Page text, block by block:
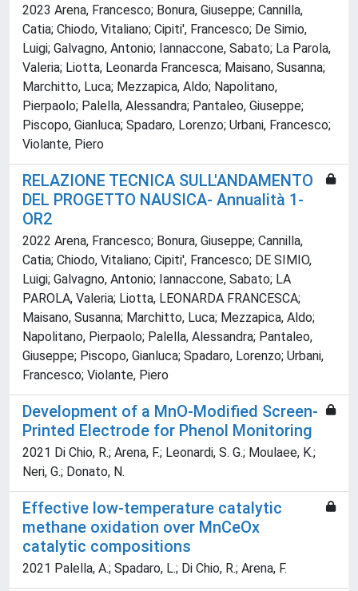
2023 Arena, Francesco; Bonura, Giuseppe; Cannilla,
Catia; Chiodo, Vitaliano; Cipiti', Francesco; De Simio,
Luigi; Galvagno, Antonio; Iannaccone, Sabato; La Parola,
Valeria; Liotta, Leonarda Francesca; Maisano, Susanna;
Marchitto, Luca; Mezzapica, Aldo; Napolitano,
Pierpaolo; Palella, Alessandra; Pantaleo, Giuseppe;
Piscopo, Gianluca; Spadaro, Lorenzo; Urbani, Francesco;
Violante, Piero
RELAZIONE TECNICA SULL'ANDAMENTO
DEL PROGETTO NAUSICA- Annualità 1-
OR2
2022 Arena, Francesco; Bonura, Giuseppe; Cannilla,
Catia; Chiodo, Vitaliano; Cipiti', Francesco; DE SIMIO,
Luigi; Galvagno, Antonio; Iannaccone, Sabato; LA
PAROLA, Valeria; Liotta, LEONARDA FRANCESCA;
Maisano, Susanna; Marchitto, Luca; Mezzapica, Aldo;
Napolitano, Pierpaolo; Palella, Alessandra; Pantaleo,
Giuseppe; Piscopo, Gianluca; Spadaro, Lorenzo; Urbani,
Francesco; Violante, Piero
Development of a MnO-Modified Screen-
Printed Electrode for Phenol Monitoring
2021 Di Chio, R.; Arena, F.; Leonardi, S. G.; Moulaee, K.;
Neri, G.; Donato, N.
Effective low-temperature catalytic
methane oxidation over MnCeOx
catalytic compositions
2021 Palella, A.; Spadaro, L.; Di Chio, R.; Arena, F.